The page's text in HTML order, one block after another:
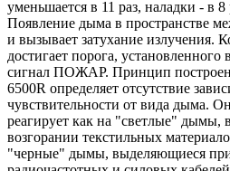
уменьшается в 11 раз, наладки - в 8
Появление дыма в пространстве
и вызывает затухание излучения.
достигает порога,
сигнал ПОЖАР. Принцип
6500R определяет отсутствие
чувствительности от вида дыма.
реагирует как на "светлые" дымы,
возгорании текстильных
"черные" дымы, выделяющиеся